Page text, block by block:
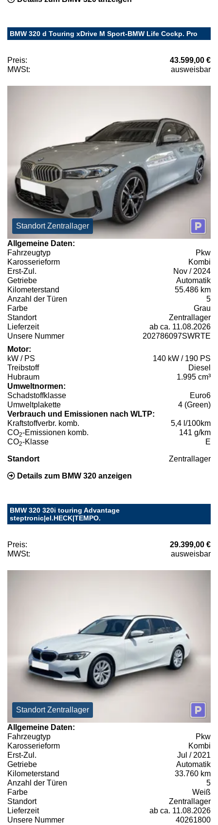
BMW 320 d Touring xDrive M Sport-BMW Life Cockp. Pro
Preis:
43.599,00 €
MWSt:
ausweisbar
Standort Zentrallager
Allgemeine Daten:
Fahrzeugtyp
Pkw
Karosserieform
Kombi
Erst-Zul.
Nov / 2024
Getriebe
Automatik
Kilometerstand
55.486 km
Anzahl der Türen
5
Farbe
Grau
Standort
Zentrallager
Lieferzeit
ab ca. 11.08.2026
Unsere Nummer
202786097SWRTE
Motor:
kW / PS
140 kW / 190 PS
Treibstoff
Diesel
Hubraum
1.995 cm³
Umweltnormen:
Schadstoffklasse
Euro6
Umweltplakette
4 (Green)
Verbrauch und Emissionen nach WLTP:
Kraftstoffverbr. komb.
5,4 l/100km
CO2-Emissionen komb.
141 g/km
CO2-Klasse E
Standort Zentrallager
Details zum BMW 320 anzeigen
BMW 320 320i touring Advantage
steptronic|el.HECK|TEMPO.
Preis:
29.399,00 €
MWSt:
ausweisbar
Standort Zentrallager
Allgemeine Daten:
Fahrzeugtyp
Pkw
Karosserieform
Kombi
Erst-Zul.
Jul / 2021
Getriebe
Automatik
Kilometerstand
33.760 km
Anzahl der Türen
5
Farbe
Weiß
Standort
Zentrallager
Lieferzeit
ab ca. 11.08.2026
Unsere Nummer
40261800